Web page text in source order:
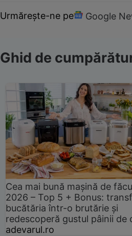
Urmărește-ne pe Google
Ghid de
Cea mai bună mașină de
2026 – Top 5 + Bonus:
bucătăria într-o brutărie și
redescoperă gustul pâinii de
adevarul.ro